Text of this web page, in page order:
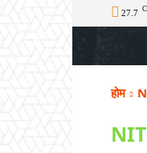
27.7 C
होम